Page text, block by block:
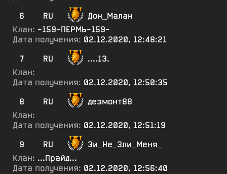
6
RU
Дон_Малан
Клан: -159-ПЕРМЬ-159-
Дата получения: 02.12.2020, 12:48:21
7
RU
....13.
Клан:
Дата получения: 02.12.2020, 12:50:35
8
RU
дезмонт88
Клан:
Дата получения: 02.12.2020, 12:51:19
9
RU
Эй_Не_Зли_Меня_
Клан: ...Прайд...
Дата получения: 02.12.2020, 12:56:40